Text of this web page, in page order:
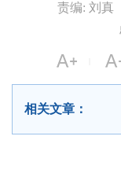
责编: 刘真
相关文章：